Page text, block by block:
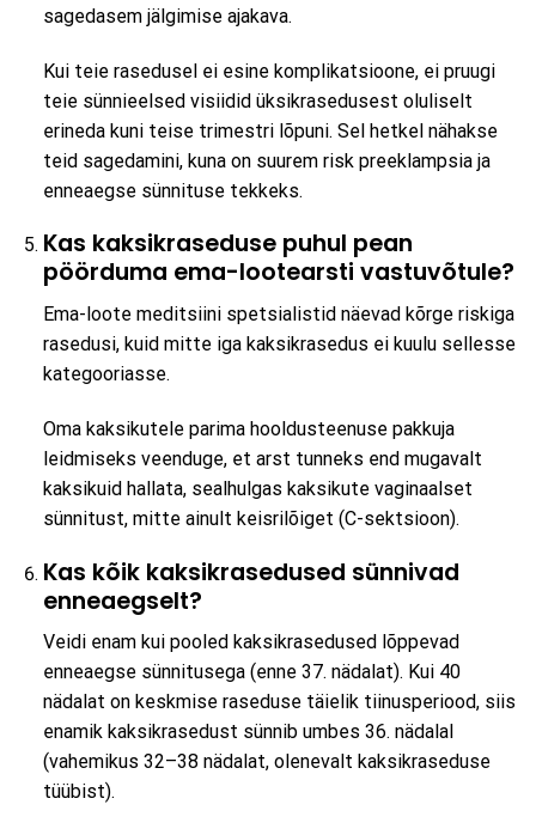
sagedasem jälgimise ajakava.
Kui teie rasedusel ei esine komplikatsioone, ei pruugi
teie sünnieelsed visiidid üksikrasedusest oluliselt
erineda kuni teise trimestri lõpuni. Sel hetkel nähakse
teid sagedamini, kuna on suurem risk preeklampsia ja
enneaegse sünnituse tekkeks.
Kas kaksikraseduse puhul pean
pöörduma ema-lootearsti vastuvõtule?
Ema-loote meditsiini spetsialistid näevad kõrge riskiga
rasedusi, kuid mitte iga kaksikrasedus ei kuulu sellesse
kategooriasse.
Oma kaksikutele parima hooldusteenuse pakkuja
leidmiseks veenduge, et arst tunneks end mugavalt
kaksikuid hallata, sealhulgas kaksikute vaginaalset
sünnitust, mitte ainult keisrilõiget (C-sektsioon).
Kas kõik kaksikrasedused sünnivad
enneaegselt?
Veidi enam kui pooled kaksikrasedused lõppevad
enneaegse sünnitusega (enne 37. nädalat). Kui 40
nädalat on keskmise raseduse täielik tiinusperiood, siis
enamik kaksikrasedust sünnib umbes 36. nädalal
(vahemikus 32–38 nädalat, olenevalt kaksikraseduse
tüübist).